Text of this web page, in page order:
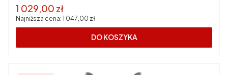
Cena promocyjna
1 029,00 zł
Najniższa cena: 1 047,00 zł
DO KOSZYKA